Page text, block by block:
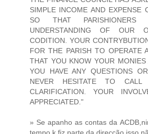
SIMPLE INCOME AND EXPENSE
SO THAT
UNDERSTANDING OF OUR
CODITION. YOUR
FOR THE PARISH TO OPERATE
THAT YOU KNOW YOUR
YOU HAVE ANY QUESTIONS
NEVER HESITATE TO
CLARIFICATION. YOUR
APPRECIATED."
» Se apanho as contas da
tempo k fiz parte da direcção isso